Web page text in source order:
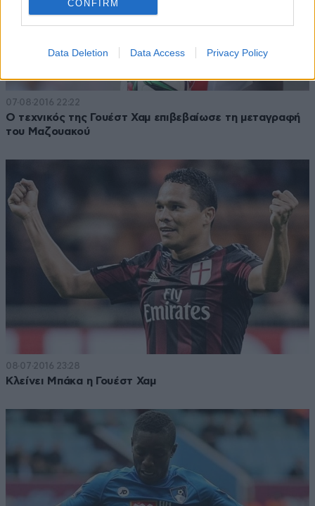
CONFIRM
Data Deletion Data Access Privacy Policy
07·08·2016 22:22
Ο τεχνικός της Γουέστ Χαμ επιβεβαίωσε τη μεταγραφή
του Μαζουακού
08·07·2016 23:28
Κλείνει Μπάκα η Γουέστ Χαμ